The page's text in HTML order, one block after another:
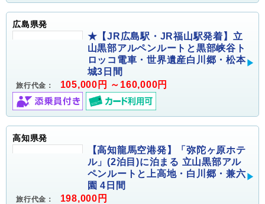
広島県発
★【JR広島駅・JR福山駅発着】立
山黒部アルペンルートと黒部峡谷ト
ロッコ電車・世界遺産白川郷・松本
城3日間
旅行代金： 105,000円 ～160,000円
高知県発
【高知龍馬空港発】「弥陀ヶ原ホテ
ル」(2泊目)に泊まる 立山黒部アル
ペンルートと上高地・白川郷・兼六
園 4日間
旅行代金： 198,000円